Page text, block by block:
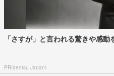
「さすが」と言われる驚きや感
PR(dentsu Japan)